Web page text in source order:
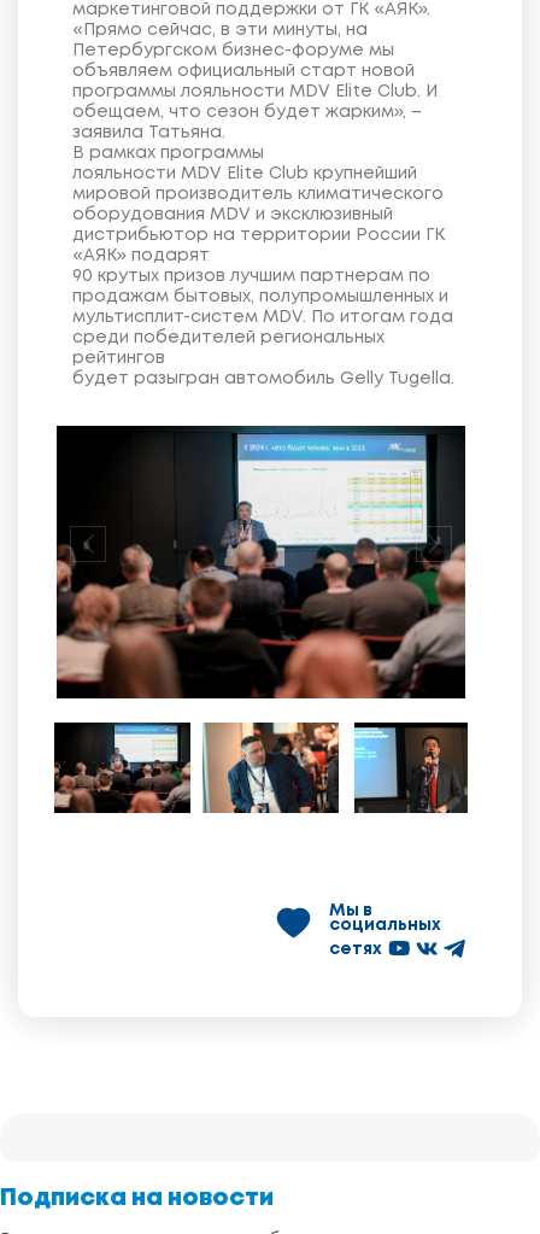
маркетинговой поддержки от ГК «АЯК».
«Прямо сейчас, в эти минуты, на
Петербургском бизнес-форуме мы
объявляем официальный старт новой
программы лояльности MDV Elite Club. И
обещаем, что сезон будет жарким», –
заявила Татьяна.
В рамках программы
лояльности MDV Elite Club крупнейший
мировой производитель климатического
оборудования MDV и эксклюзивный
дистрибьютор на территории России ГК
«АЯК» подарят
90 крутых призов лучшим партнерам по
продажам бытовых, полупромышленных и
мультисплит-систем MDV. По итогам года
среди победителей региональных
рейтингов
будет разыгран автомобиль Gelly Tugella.
Мы в
социальных
сетях
Подписка на новости